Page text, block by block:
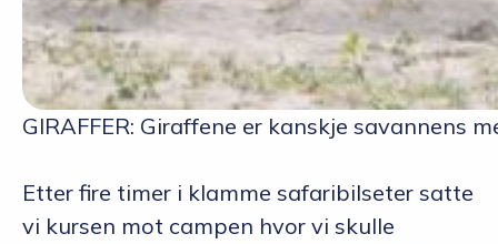
GIRAFFER: Giraffene er kanskje savannens
Etter fire timer i klamme safaribilseter satte
vi kursen mot campen hvor vi skulle